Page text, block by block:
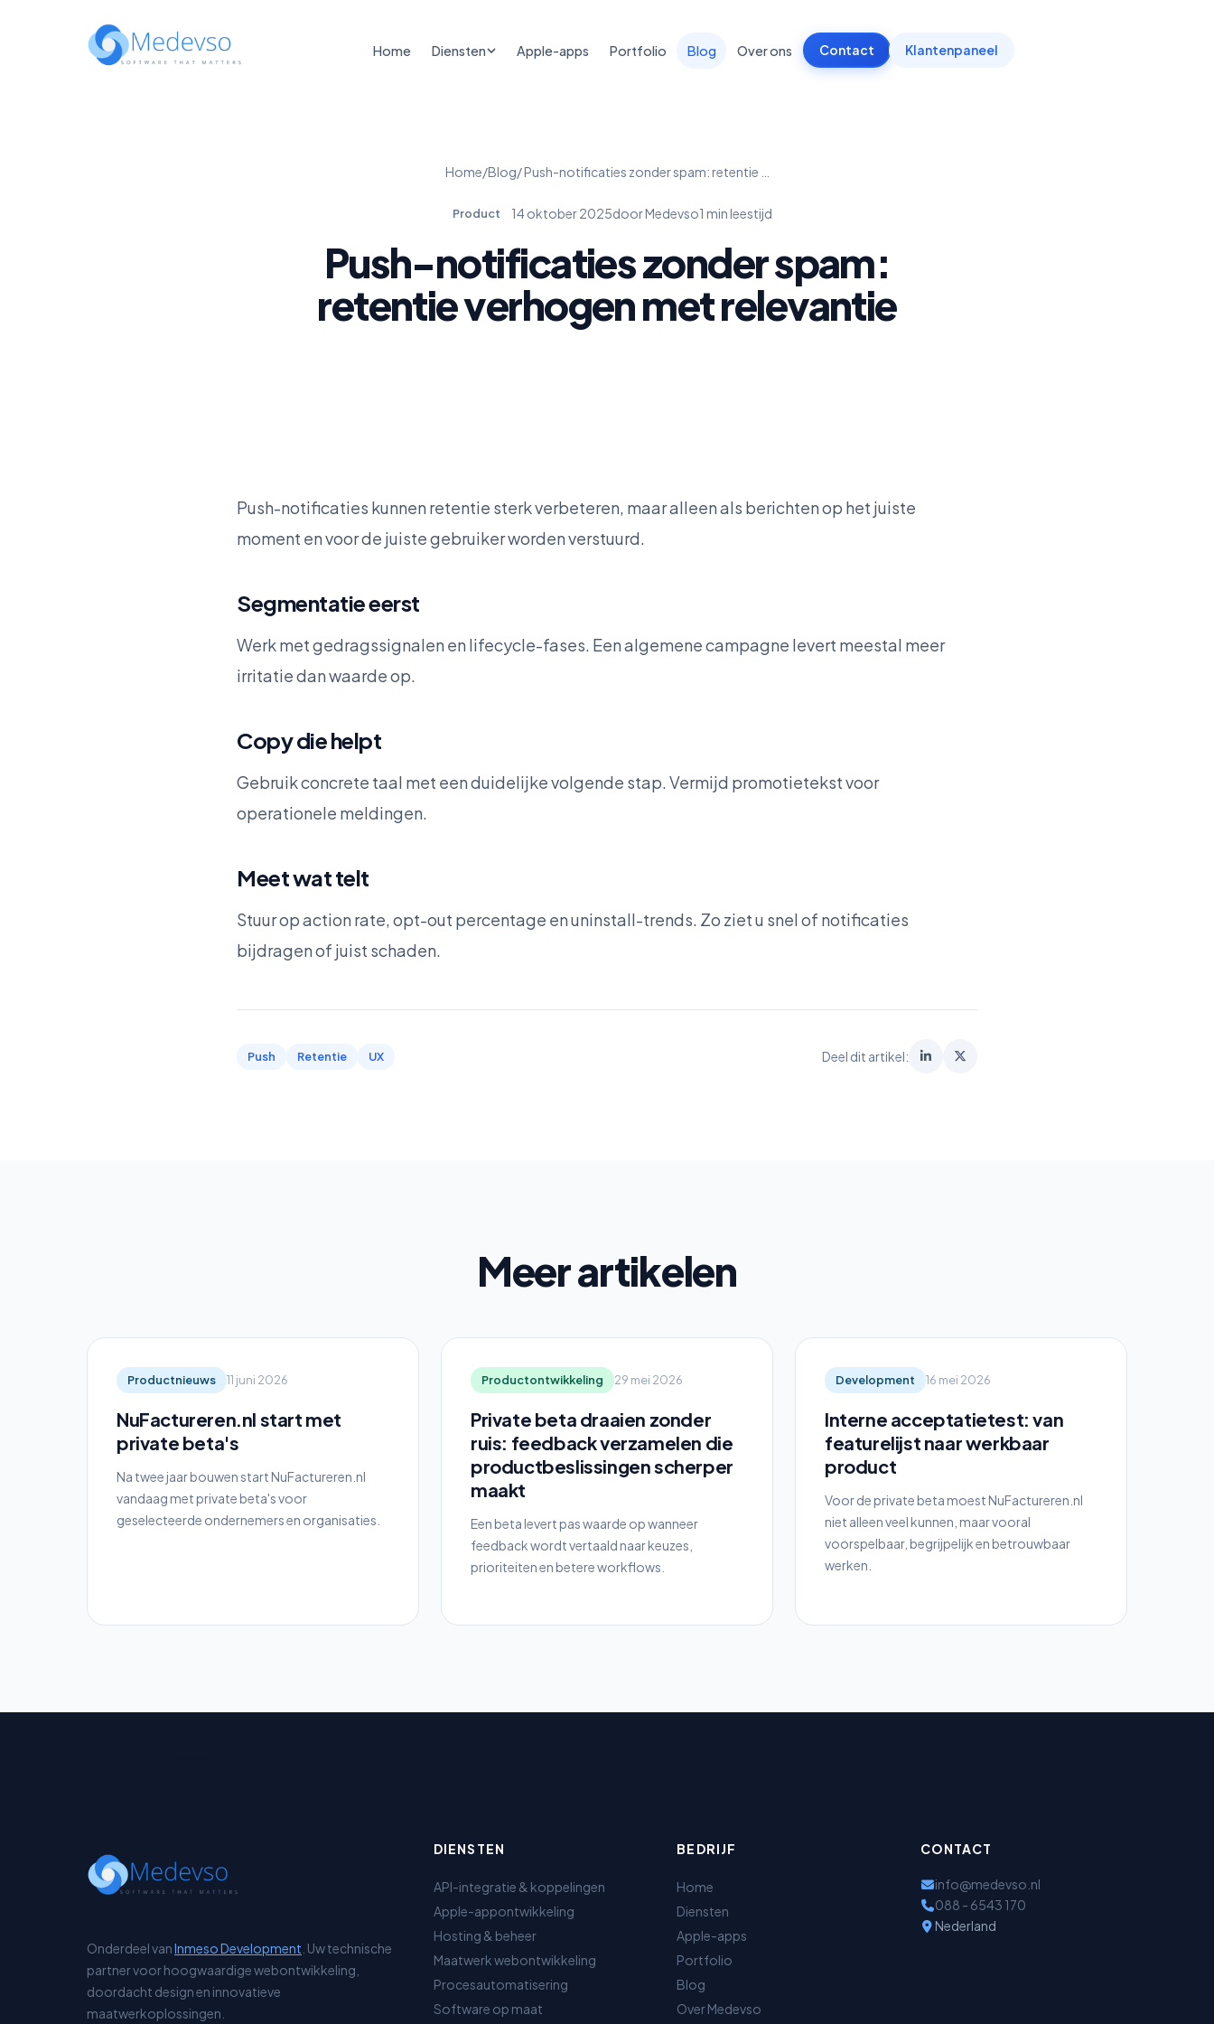
Home Diensten Apple-apps Portfolio Blog Over ons Contact Klantenpaneel
Home/Blog/ Push-notificaties zonder spam: retentie …
Product 14 oktober 2025door Medevso1 min leestijd
Push-notificaties zonder spam:
retentie verhogen met relevantie
Push-notificaties kunnen retentie sterk verbeteren, maar alleen als berichten op het juiste
moment en voor de juiste gebruiker worden verstuurd.
Segmentatie eerst
Werk met gedragssignalen en lifecycle-fases. Een algemene campagne levert meestal meer
irritatie dan waarde op.
Copy die helpt
Gebruik concrete taal met een duidelijke volgende stap. Vermijd promotietekst voor
operationele meldingen.
Meet wat telt
Stuur op action rate, opt-out percentage en uninstall-trends. Zo ziet u snel of notificaties
bijdragen of juist schaden.
Push Retentie UX Deel dit artikel:
Meer artikelen
Productnieuws 11 juni 2026
NuFactureren.nl start met
private beta's
Na twee jaar bouwen start NuFactureren.nl
vandaag met private beta's voor
geselecteerde ondernemers en organisaties.
Productontwikkeling 29 mei 2026
Private beta draaien zonder
ruis: feedback verzamelen die
productbeslissingen scherper
maakt
Een beta levert pas waarde op wanneer
feedback wordt vertaald naar keuzes,
prioriteiten en betere workflows.
Development 16 mei 2026
Interne acceptatietest: van
featurelijst naar werkbaar
product
Voor de private beta moest NuFactureren.nl
niet alleen veel kunnen, maar vooral
voorspelbaar, begrijpelijk en betrouwbaar
werken.
Onderdeel vanInmeso Development . Uw technische
partner voor hoogwaardige webontwikkeling,
doordacht design en innovatieve
maatwerkoplossingen.
DIENSTEN
API-integratie & koppelingen
Apple-appontwikkeling
Hosting & beheer
Maatwerk webontwikkeling
Procesautomatisering
Software op maat
BEDRIJF
Home
Diensten
Apple-apps
Portfolio
Blog
Over Medevso
CONTACT
info@medevso.nl
088 - 6543 170
Nederland